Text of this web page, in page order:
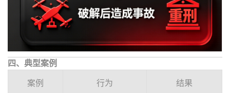
四、典型案例
案例 行为 结果